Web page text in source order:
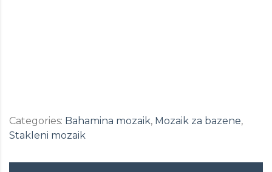
Categories: Bahamina mozaik, Mozaik za bazene,
Stakleni mozaik